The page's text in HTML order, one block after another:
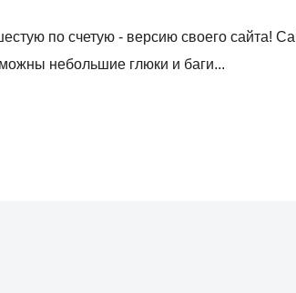
по счетую - версию своего сайта!
небольшие глюки и баги...